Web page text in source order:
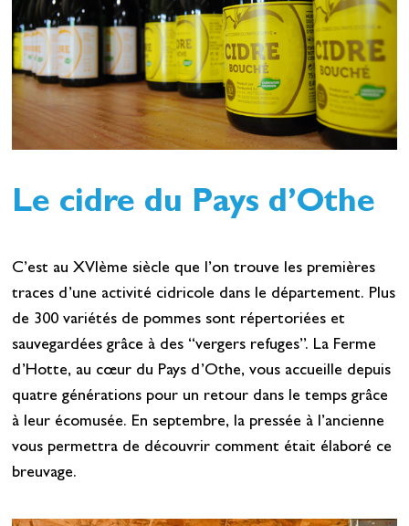
Le cidre du Pays d’Othe
C’est au XVIème siècle que l’on trouve les premières
traces d’une activité cidricole dans le département. Plus
de 300 variétés de pommes sont répertoriées et
sauvegardées grâce à des “vergers refuges”. La Ferme
d’Hotte, au cœur du Pays d’Othe, vous accueille depuis
quatre générations pour un retour dans le temps grâce
à leur écomusée. En septembre, la pressée à l’ancienne
vous permettra de découvrir comment était élaboré ce
breuvage.